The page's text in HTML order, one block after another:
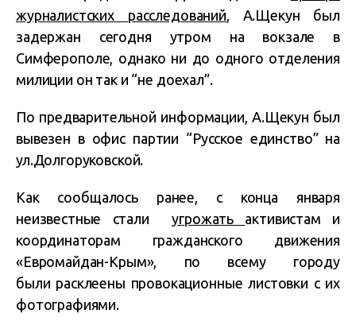
журналистских расследований, А.Щекун был
задержан сегодня утром на вокзале в
Симферополе, однако ни до одного отделения
милиции он так и “не доехал”.
По предварительной информации, А.Щекун был
вывезен в офис партии “Русское единство” на
ул.Долгоруковской.
Как сообщалось ранее, с конца января
неизвестные сталиугрожать активистам и
координаторам гражданского движения
«Евромайдан-Крым», по всему городу
были расклеены провокационные листовки с их
фотографиями.